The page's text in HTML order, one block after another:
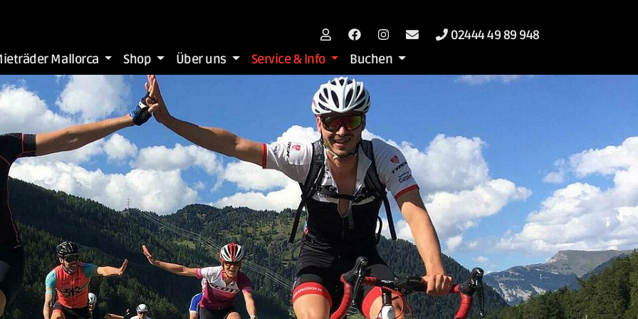
02444 49 89 948
Mallorca Shop Über uns Service & Info Buchen